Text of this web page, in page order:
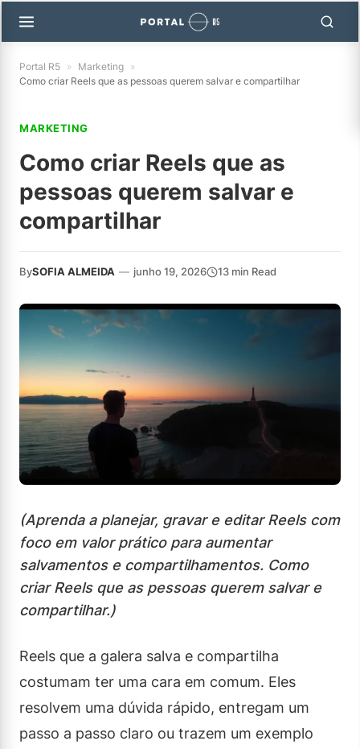
Portal R5 » Marketing »
Como criar Reels que as pessoas querem salvar e compartilhar
MARKETING
Como criar Reels que as
pessoas querem salvar e
compartilhar
BySOFIA ALMEIDA — junho 19, 2026 13 min Read
(Aprenda a planejar, gravar e editar Reels com
foco em valor prático para aumentar
salvamentos e compartilhamentos. Como
criar Reels que as pessoas querem salvar e
compartilhar.)
Reels que a galera salva e compartilha
costumam ter uma cara em comum. Eles
resolvem uma dúvida rápido, entregam um
passo a passo claro ou trazem um exemplo